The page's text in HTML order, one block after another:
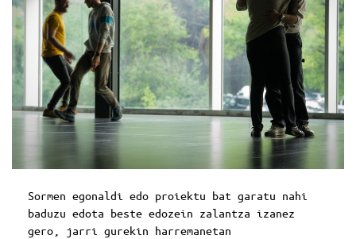
Sormen egonaldi edo proiektu bat garatu nahi
baduzu edota beste edozein zalantza izanez
gero, jarri gurekin harremanetan